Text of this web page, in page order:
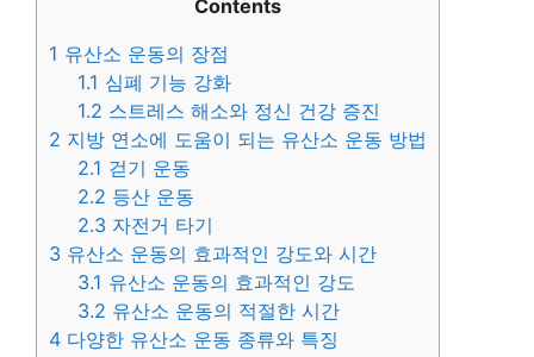
Contents
1 유산소 운동의 장점
1.1 심폐 기능 강화
1.2 스트레스 해소와 정신 건강 증진
2 지방 연소에 도움이 되는 유산소 운동 방법
2.1 걷기 운동
2.2 등산 운동
2.3 자전거 타기
3 유산소 운동의 효과적인 강도와 시간
3.1 유산소 운동의 효과적인 강도
3.2 유산소 운동의 적절한 시간
4 다양한 유산소 운동 종류와 특징